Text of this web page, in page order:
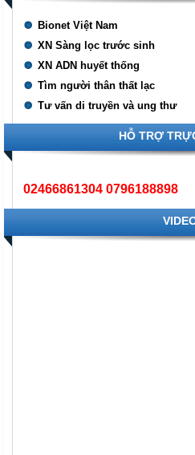
Bionet Việt Nam
XN Sàng lọc trước sinh
XN ADN huyết thống
Tìm người thân thất lạc
Tư vấn di truyền và ung thư
HỖ TRỢ
02466861304 0796188898